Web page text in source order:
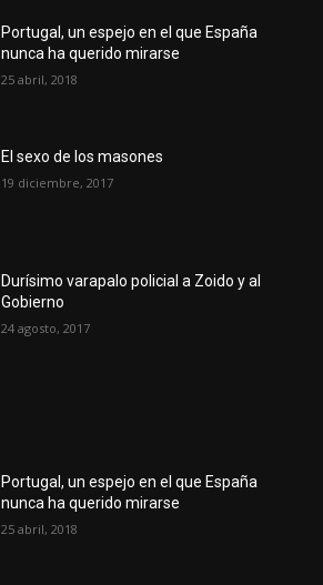
Portugal, un espejo en el que España
nunca ha querido mirarse
25 abril, 2018
El sexo de los masones
19 diciembre, 2017
Durísimo varapalo policial a Zoido y al
Gobierno
24 agosto, 2017
Portugal, un espejo en el que España
nunca ha querido mirarse
25 abril, 2018